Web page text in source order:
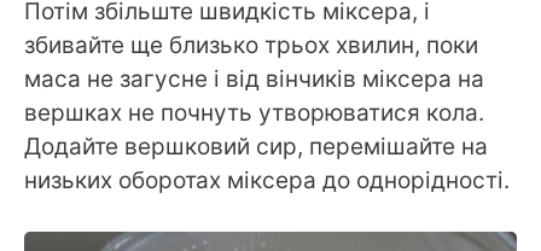
Потім збільште швидкість міксера, і
збивайте ще близько трьох хвилин, поки
маса не загусне і від вінчиків міксера на
вершках не почнуть утворюватися кола.
Додайте вершковий сир, перемішайте на
низьких оборотах міксера до однорідності.